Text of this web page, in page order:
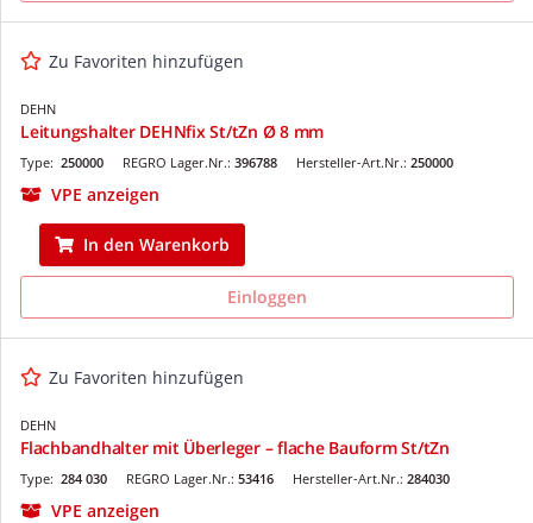
Zu Favoriten hinzufügen
DEHN
Leitungshalter DEHNfix St/tZn Ø 8 mm
REGRO Lager.Nr.: 396788
Type: 250000 Hersteller-Art.Nr.: 250000
VPE anzeigen
In den Warenkorb
Einloggen
Zu Favoriten hinzufügen
DEHN
Flachbandhalter mit Überleger – flache Bauform St/tZn
REGRO Lager.Nr.: 53416
Type: 284 030 Hersteller-Art.Nr.: 284030
VPE anzeigen